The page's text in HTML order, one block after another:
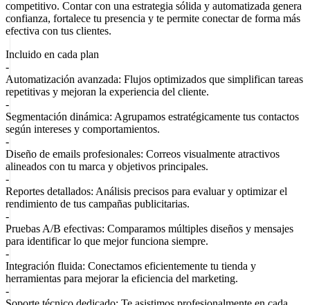
competitivo. Contar con una estrategia sólida y automatizada genera
confianza, fortalece tu presencia y te permite conectar de forma más
efectiva con tus clientes.
Incluido en cada plan
-
Automatización avanzada: Flujos optimizados que simplifican tareas
repetitivas y mejoran la experiencia del cliente.
-
Segmentación dinámica: Agrupamos estratégicamente tus contactos
según intereses y comportamientos.
-
Diseño de emails profesionales: Correos visualmente atractivos
alineados con tu marca y objetivos principales.
-
Reportes detallados: Análisis precisos para evaluar y optimizar el
rendimiento de tus campañas publicitarias.
-
Pruebas A/B efectivas: Comparamos múltiples diseños y mensajes
para identificar lo que mejor funciona siempre.
-
Integración fluida: Conectamos eficientemente tu tienda y
herramientas para mejorar la eficiencia del marketing.
-